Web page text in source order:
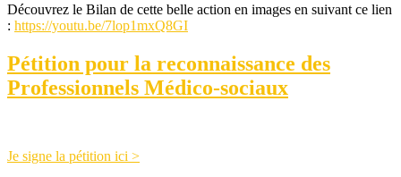
Découvrez le Bilan de cette belle action en images en suivant ce lien
: https://youtu.be/7lop1mxQ8GI
Pétition pour la reconnaissance des
Professionnels Médico-sociaux
Je signe la pétition ici >